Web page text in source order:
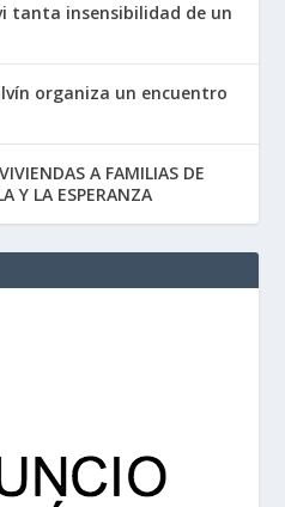
tanta insensibilidad de un
organiza un encuentro
A FAMILIAS DE
Y LA ESPERANZA